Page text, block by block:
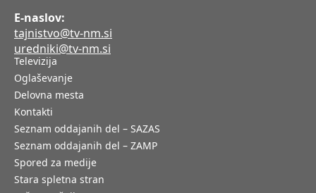
E-naslov:
tajnistvo@tv-nm.si
uredniki@tv-nm.si
Televizija
Oglaševanje
Delovna mesta
Kontakti
Seznam oddajanih del – SAZAS
Seznam oddajanih del – ZAMP
Spored za medije
Stara spletna stran